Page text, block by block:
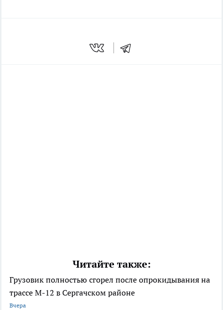
Читайте также:
Грузовик полностью сгорел после опрокидывания на
трассе М-12 в Сергачском районе
Вчера